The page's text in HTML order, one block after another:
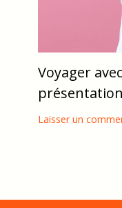
Voyager
Laisser un